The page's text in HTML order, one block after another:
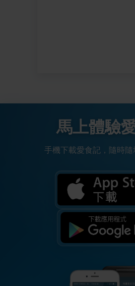
馬上體驗
手機下載愛食記，隨時隨